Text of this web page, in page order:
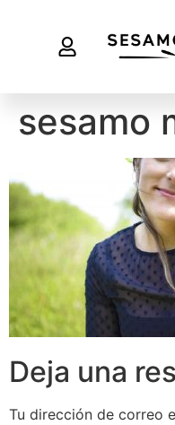
sesamo
Deja una
Tu dirección de correo